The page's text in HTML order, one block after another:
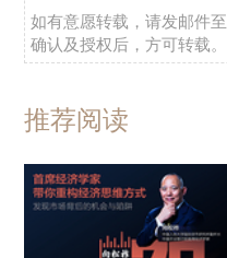
如有意愿转载，请发邮件至
确认及授权后，方可转载。
推荐阅读